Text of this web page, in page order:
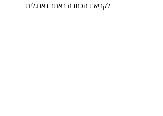
לקריאת הכתבה באתר באנגלית